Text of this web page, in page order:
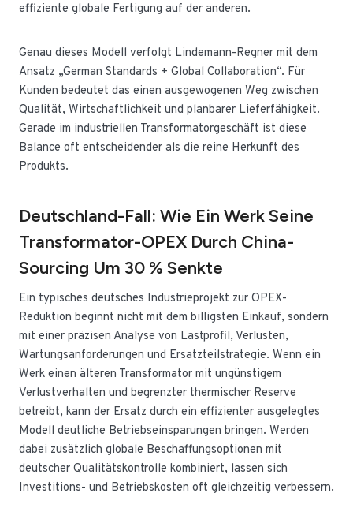
effiziente globale Fertigung auf der anderen.
Genau dieses Modell verfolgt Lindemann-Regner mit dem
Ansatz „German Standards + Global Collaboration“. Für
Kunden bedeutet das einen ausgewogenen Weg zwischen
Qualität, Wirtschaftlichkeit und planbarer Lieferfähigkeit.
Gerade im industriellen Transformatorgeschäft ist diese
Balance oft entscheidender als die reine Herkunft des
Produkts.
Deutschland-Fall: Wie Ein Werk Seine
Transformator-OPEX Durch China-
Sourcing Um 30 % Senkte
Ein typisches deutsches Industrieprojekt zur OPEX-
Reduktion beginnt nicht mit dem billigsten Einkauf, sondern
mit einer präzisen Analyse von Lastprofil, Verlusten,
Wartungsanforderungen und Ersatzteilstrategie. Wenn ein
Werk einen älteren Transformator mit ungünstigem
Verlustverhalten und begrenzter thermischer Reserve
betreibt, kann der Ersatz durch ein effizienter ausgelegtes
Modell deutliche Betriebseinsparungen bringen. Werden
dabei zusätzlich globale Beschaffungsoptionen mit
deutscher Qualitätskontrolle kombiniert, lassen sich
Investitions- und Betriebskosten oft gleichzeitig verbessern.